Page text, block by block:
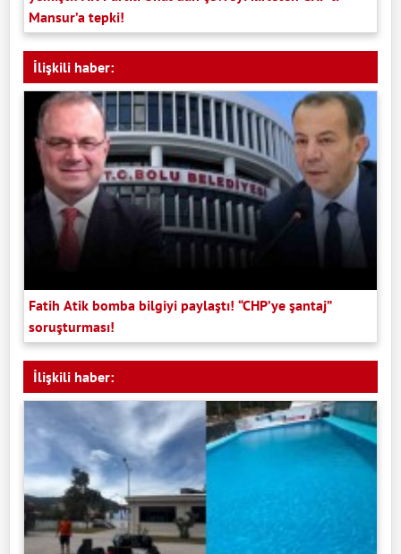
Mansur’a tepki!
İlişkili haber:
Fatih Atik bomba bilgiyi paylaştı! “CHP’ye şantaj”
soruşturması!
İlişkili haber: